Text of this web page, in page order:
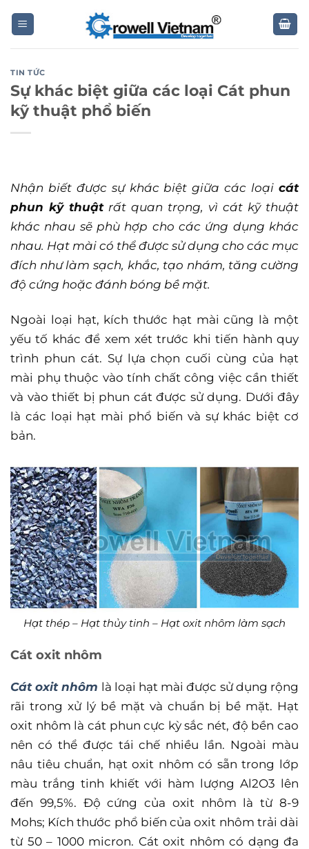
TIN TỨC
Sự khác biệt giữa các loại Cát phun
kỹ thuật phổ biến
Nhận biết được sự khác biệt giữa các loại cát
phun kỹ thuậtrất quan trọng, vì cát kỹ thuật
khác nhau sẽ phù hợp cho các ứng dụng khác
nhau. Hạt mài có thể được sử dụng cho các mục
đích như làm sạch, khắc, tạo nhám, tăng cường
độ cứng hoặc đánh bóng bề mặt.
Ngoài loại hạt, kích thước hạt mài cũng là một
yếu tố khác để xem xét trước khi tiến hành quy
trình phun cát. Sự lựa chọn cuối cùng của hạt
mài phụ thuộc vào tính chất công việc cần thiết
và vào thiết bị phun cát được sử dụng. Dưới đây
là các loại hạt mài phổ biến và sự khác biệt cơ
bản.
Hạt thép – Hạt thủy tinh – Hạt oxit nhôm làm sạch
Cát oxit nhôm
Cát oxit nhôm là loại hạt mài được sử dụng rộng
rãi trong xử lý bề mặt và chuẩn bị bề mặt. Hạt
oxit nhôm là cát phun cực kỳ sắc nét, độ bền cao
nên có thể được tái chế nhiều lần. Ngoài màu
nâu tiêu chuẩn, hạt oxit nhôm có sẵn trong lớp
màu trắng tinh khiết với hàm lượng Al2O3 lên
đến 99,5%. Độ cứng của oxit nhôm là từ 8-9
Mohs; Kích thước phổ biến của oxit nhôm trải dài
từ 50 – 1000 micron. Cát oxit nhôm có dạng đa